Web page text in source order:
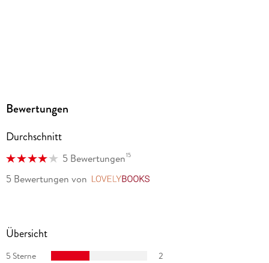
Bewertungen
Durchschnitt
5 Bewertungen15
5 Bewertungen von
Übersicht
5 Sterne
2